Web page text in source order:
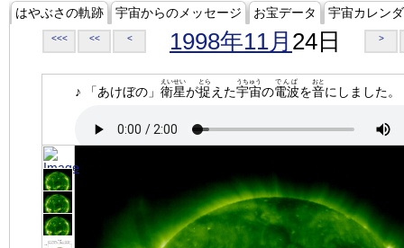
はやぶさの軌跡 宇宙からのメッセージ お宝データ 宇宙カレン
<<< << < 1998年11月 24日 >
♪ 「あけぼの」 衛星
えいせい
が捉
とら
えた宇宙
うちゅう
の電波
でんぱ
を音
おと
にしました。